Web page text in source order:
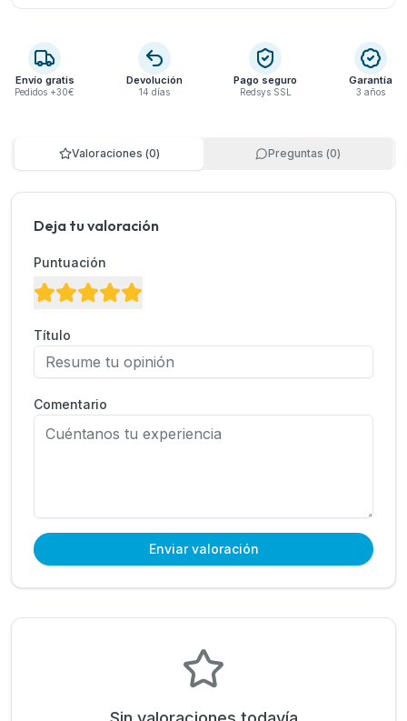
Envío gratis
Pedidos +30€
Devolución
14 días
Pago seguro
Redsys SSL
Garantía
3 años
Valoraciones (0) Preguntas (0)
Deja tu valoración
Puntuación
Título
Comentario
Enviar valoración